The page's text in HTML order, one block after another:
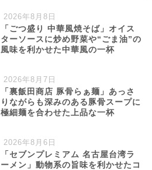
2026年8月8日
「ごつ盛り 中華風焼そば」オイス
ターソースに炒め野菜や“ごま油”の
風味を利かせた中華風の一杯
2026年8月7日
「裏飯田商店 豚骨らぁ麺」あっさ
りながらも深みのある豚骨スープに
極細麺を合わせた上品な一杯
2026年8月6日
「セブンプレミアム 名古屋台湾ラ
ーメン」動物系の旨味を利かせたコ